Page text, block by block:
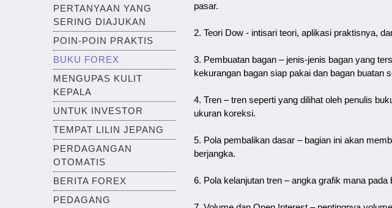
PERTANYAAN YANG
SERING DIAJUKAN
POIN-POIN PRAKTIS
BUKU FOREX
MENGUPAS KULIT
KEPALA
UNTUK INVESTOR
TEMPAT LILIN JEPANG
PERDAGANGAN
OTOMATIS
BERITA FOREX
PEDAGANG
pasar.
2. Teori Dow - intisari teori, aplikasi praktisnya,
3. Pembuatan bagan – jenis-jenis bagan yang
kekurangan bagan siap pakai dan bagan buatan
4. Tren – tren seperti yang dilihat oleh penulis
ukuran koreksi.
5. Pola pembalikan dasar – bagian ini akan
berjangka.
6. Pola kelanjutan tren – angka grafik mana